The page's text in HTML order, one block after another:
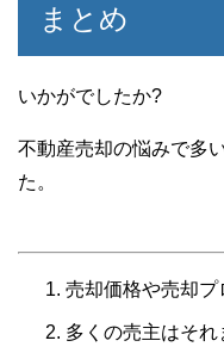
まとめ
いかがでしたか?
不動産売却の悩みで多
た。
売却価格や売却プ
多くの売主はそれ